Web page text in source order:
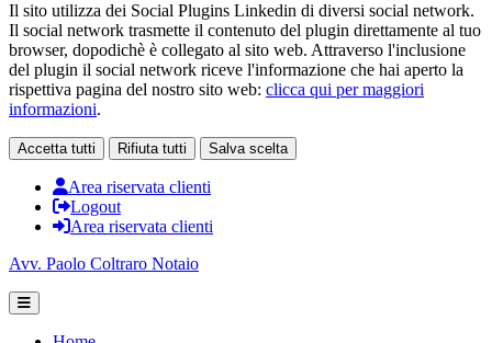
Il sito utilizza dei Social Plugins Linkedin di diversi social network.
Il social network trasmette il contenuto del plugin direttamente al tuo
browser, dopodichè è collegato al sito web. Attraverso l'inclusione
del plugin il social network riceve l'informazione che hai aperto la
rispettiva pagina del nostro sito web: clicca qui per maggiori
informazioni.
Accetta tutti Rifiuta tutti Salva scelta
Area riservata clienti
Logout
Area riservata clienti
Avv. Paolo Coltraro Notaio